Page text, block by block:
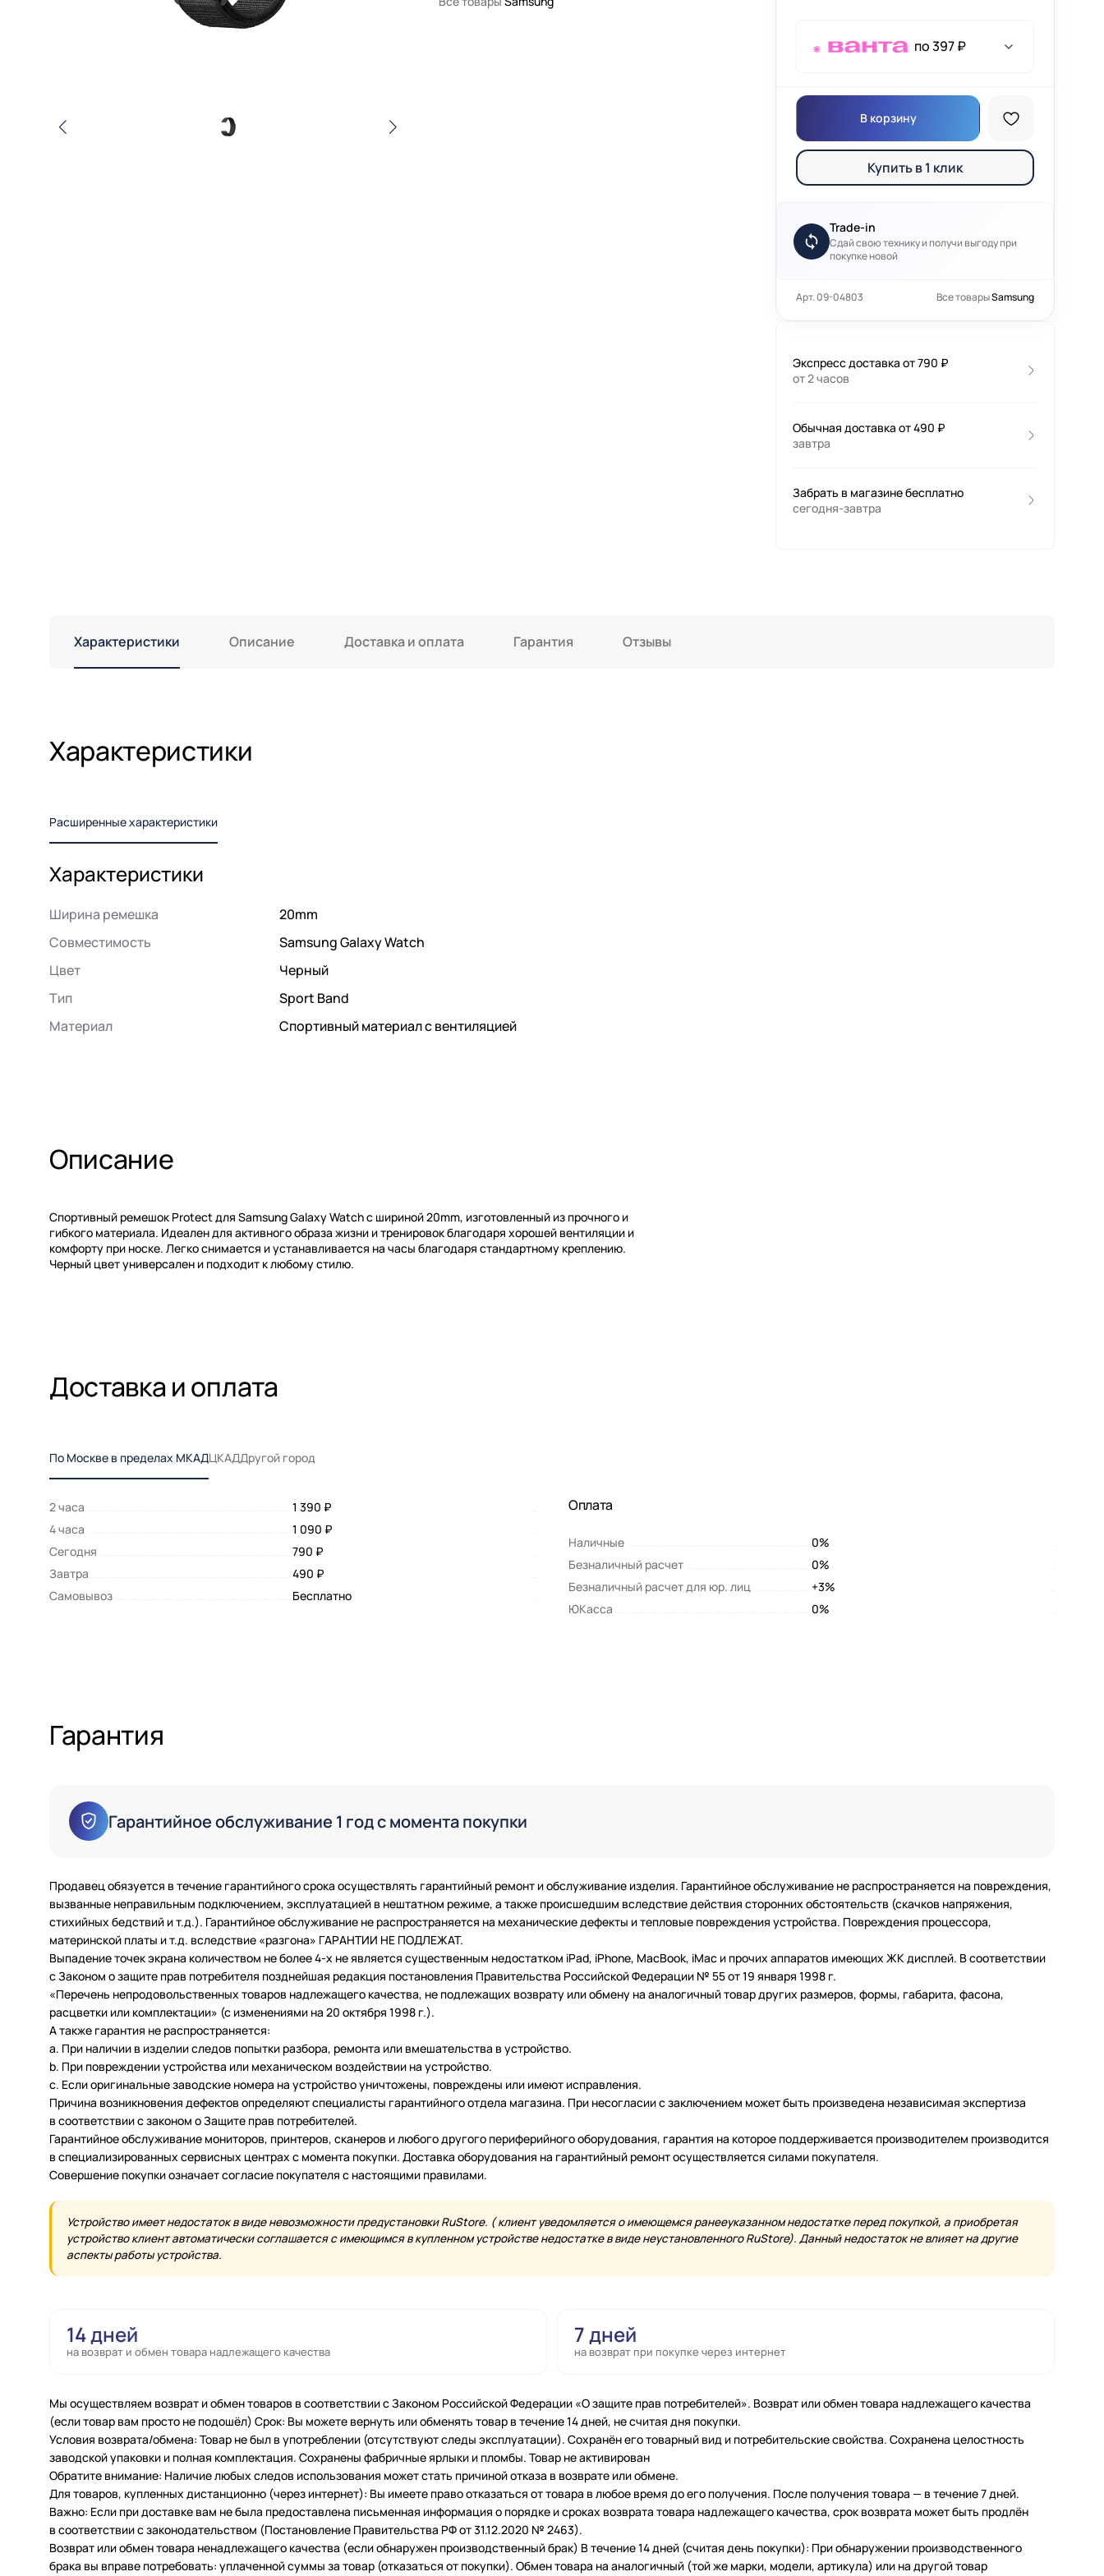
по 397 ₽
В корзину
Купить в 1 клик
Trade-in
Сдай свою технику и получи выгоду при
покупке новой
Арт. 09-04803 Все товарыSamsung
Экспресс доставка от 790 ₽
от 2 часов
Обычная доставка от 490 ₽
завтра
Забрать в магазине бесплатно
сегодня-завтра
Характеристики Описание Доставка и оплата Гарантия Отзывы
Характеристики
Расширенные характеристики
Характеристики
Ширина ремешка
20mm
Совместимость
Samsung Galaxy Watch
Цвет
Черный
Тип
Sport Band
Материал
Спортивный материал с вентиляцией
Описание
Спортивный ремешок Protect для Samsung Galaxy Watch с шириной 20mm, изготовленный из прочного и
гибкого материала. Идеален для активного образа жизни и тренировок благодаря хорошей вентиляции и
комфорту при носке. Легко снимается и устанавливается на часы благодаря стандартному креплению.
Черный цвет универсален и подходит к любому стилю.
Доставка и оплата
По Москве в пределах МКАДЦКАДДругой город
2 часа
1 390 ₽
4 часа
1 090 ₽
Сегодня
790 ₽
Завтра
490 ₽
Самовывоз
Бесплатно
Оплата
Наличные
0%
Безналичный расчет
0%
Безналичный расчет для юр. лиц
+3%
ЮКасса
0%
Гарантия
Гарантийное обслуживание 1 год с момента покупки
Продавец обязуется в течение гарантийного срока осуществлять гарантийный ремонт и обслуживание изделия. Гарантийное обслуживание не распространяется на повреждения,
вызванные неправильным подключением, эксплуатацией в нештатном режиме, а также происшедшим вследствие действия сторонних обстоятельств (скачков напряжения,
стихийных бедствий и т.д.). Гарантийное обслуживание не распространяется на механические дефекты и тепловые повреждения устройства. Повреждения процессора,
материнской платы и т.д. вследствие «разгона» ГАРАНТИИ НЕ ПОДЛЕЖАТ.
Выпадение точек экрана количеством не более 4-х не является существенным недостатком iPad, iPhone, MacBook, iMac и прочих аппаратов имеющих ЖК дисплей. В соответствии
с Законом о защите прав потребителя позднейшая редакция постановления Правительства Российской Федерации № 55 от 19 января 1998 г.
«Перечень непродовольственных товаров надлежащего качества, не подлежащих возврату или обмену на аналогичный товар других размеров, формы, габарита, фасона,
расцветки или комплектации» (с изменениями на 20 октября 1998 г.).
А также гарантия не распространяется:
a. При наличии в изделии следов попытки разбора, ремонта или вмешательства в устройство.
b. При повреждении устройства или механическом воздействии на устройство.
c. Если оригинальные заводские номера на устройство уничтожены, повреждены или имеют исправления.
Причина возникновения дефектов определяют специалисты гарантийного отдела магазина. При несогласии с заключением может быть произведена независимая экспертиза
в соответствии с законом о Защите прав потребителей.
Гарантийное обслуживание мониторов, принтеров, сканеров и любого другого периферийного оборудования, гарантия на которое поддерживается производителем производится
в специализированных сервисных центрах с момента покупки. Доставка оборудования на гарантийный ремонт осуществляется силами покупателя.
Совершение покупки означает согласие покупателя с настоящими правилами.
Устройство имеет недостаток в виде невозможности предустановки RuStore. ( клиент уведомляется о имеющемся ранееуказанном недостатке перед покупкой, а приобретая
устройство клиент автоматически соглашается с имеющимся в купленном устройстве недостатке в виде неустановленного RuStore). Данный недостаток не влияет на другие
аспекты работы устройства.
14 дней
на возврат и обмен товара надлежащего качества
7 дней
на возврат при покупке через интернет
Мы осуществляем возврат и обмен товаров в соответствии с Законом Российской Федерации «О защите прав потребителей». Возврат или обмен товара надлежащего качества
(если товар вам просто не подошёл) Срок: Вы можете вернуть или обменять товар в течение 14 дней, не считая дня покупки.
Условия возврата/обмена: Товар не был в употреблении (отсутствуют следы эксплуатации). Сохранён его товарный вид и потребительские свойства. Сохранена целостность
заводской упаковки и полная комплектация. Сохранены фабричные ярлыки и пломбы. Товар не активирован
Обратите внимание: Наличие любых следов использования может стать причиной отказа в возврате или обмене.
Для товаров, купленных дистанционно (через интернет): Вы имеете право отказаться от товара в любое время до его получения. После получения товара — в течение 7 дней.
Важно: Если при доставке вам не была предоставлена письменная информация о порядке и сроках возврата товара надлежащего качества, срок возврата может быть продлён
в соответствии с законодательством (Постановление Правительства РФ от 31.12.2020 № 2463).
Возврат или обмен товара ненадлежащего качества (если обнаружен производственный брак) В течение 14 дней (считая день покупки): При обнаружении производственного
брака вы вправе потребовать: уплаченной суммы за товар (отказаться от покупки). Обмен товара на аналогичный (той же марки, модели, артикула) или на другой товар